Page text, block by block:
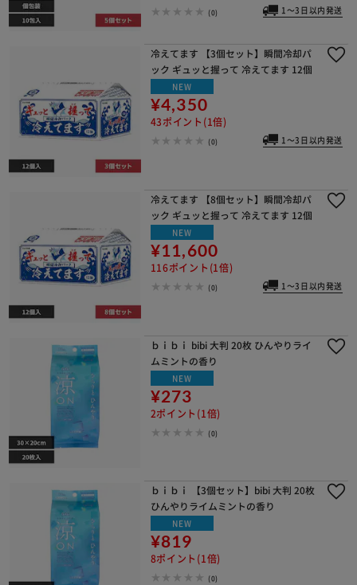
(0) 1～3日以内発送
冷えてます 【3個セット】瞬間冷却パ
ック ギュッと握って 冷えてます 12個
NEW
¥4,350
43ポイント(1倍)
(0) 1～3日以内発送
冷えてます 【8個セット】瞬間冷却パ
ック ギュッと握って 冷えてます 12個
NEW
¥11,600
116ポイント(1倍)
(0) 1～3日以内発送
ｂｉｂｉ bibi 大判 20枚 ひんやりライ
ムミントの香り
NEW
¥273
2ポイント(1倍)
(0)
ｂｉｂｉ 【3個セット】bibi 大判 20枚
ひんやりライムミントの香り
NEW
¥819
8ポイント(1倍)
(0)